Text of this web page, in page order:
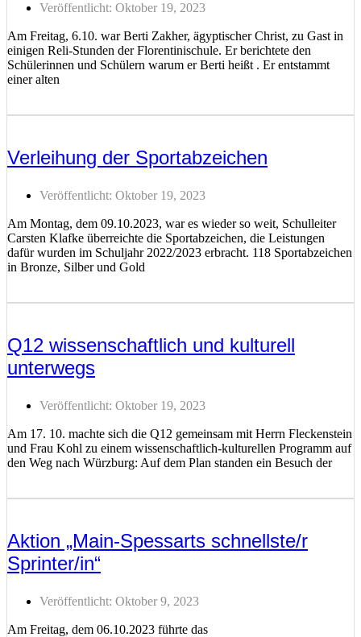
Veröffentlicht: Oktober 19, 2023
Am Freitag, 6.10. war Berti Zakher, ägyptischer Christ, zu Gast in
einigen Reli-Stunden der Florentinischule. Er berichtete den
Schülerinnen und Schülern warum er Berti heißt . Er entstammt
einer alten
Verleihung der Sportabzeichen
Veröffentlicht: Oktober 19, 2023
Am Montag, dem 09.10.2023, war es wieder so weit, Schulleiter
Carsten Klafke überreichte die Sportabzeichen, die Leistungen
dafür wurden im Schuljahr 2022/2023 erbracht. 118 Sportabzeichen
in Bronze, Silber und Gold
Q12 wissenschaftlich und kulturell
unterwegs
Veröffentlicht: Oktober 19, 2023
Am 17. 10. machte sich die Q12 gemeinsam mit Herrn Fleckenstein
und Frau Kohl zu einem wissenschaftlich-kulturellen Programm auf
den Weg nach Würzburg: Auf dem Plan standen ein Besuch der
Aktion „Main-Spessarts schnellste/r
Sprinter/in“
Veröffentlicht: Oktober 9, 2023
Am Freitag, dem 06.10.2023 führte das